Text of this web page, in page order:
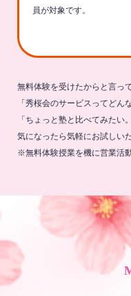
員が対象です。
無料体験を受けたからと言っ
「秀桜会のサービスってどん
「ちょっと塾と比べてみたい。
気になったら気軽にお試しい
※無料体験授業を機に営業活